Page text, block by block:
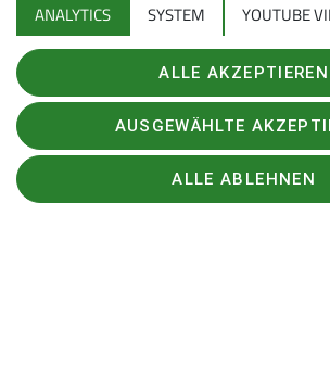
Postfach 1721
95301 Kulmbach
Telefon +4917678023208
Datenschutz-
Datenschutz
ANALYTICS SYSTEM YOUTUBE
Akzeptieren (Übertragung von
Cookie Beschreibung
Verwendete Cookies
ALLE AKZEPTIEREN
AUSGEWÄHLTE
ALLE ABLEHNEN